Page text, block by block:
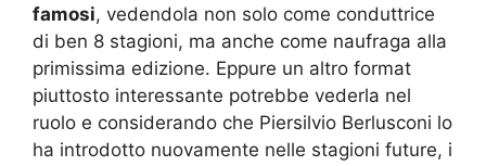
famosi, vedendola non solo come conduttrice
di ben 8 stagioni, ma anche come naufraga alla
primissima edizione. Eppure un altro format
piuttosto interessante potrebbe vederla nel
ruolo e considerando che Piersilvio Berlusconi lo
ha introdotto nuovamente nelle stagioni future, i